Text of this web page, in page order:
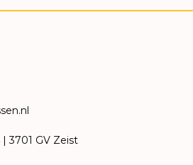
| 3701 GV Zeist